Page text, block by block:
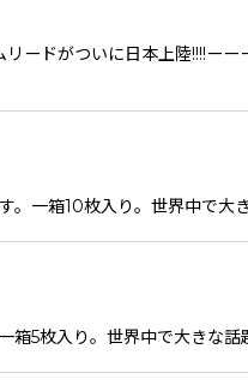
ドがついに日本上陸!!!!ー
一箱10枚入り。世界中で大
5枚入り。世界中で大きな